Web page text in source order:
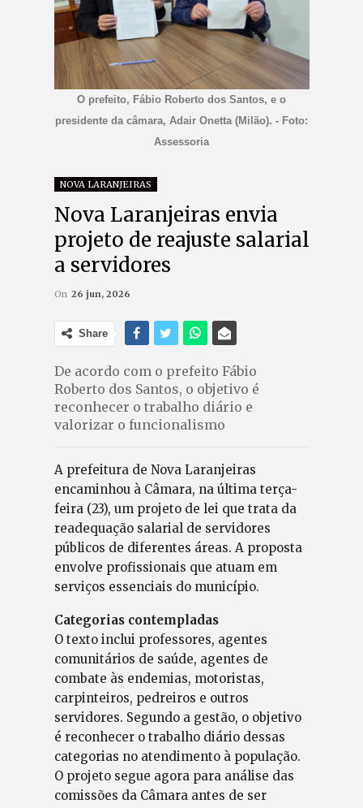
O prefeito, Fábio Roberto dos Santos, e o
presidente da câmara, Adair Onetta (Milão). - Foto:
Assessoria
NOVA LARANJEIRAS
Nova Laranjeiras envia
projeto de reajuste salarial
a servidores
On 26 jun, 2026
Share
De acordo com o prefeito Fábio
Roberto dos Santos, o objetivo é
reconhecer o trabalho diário e
valorizar o funcionalismo
A prefeitura de Nova Laranjeiras
encaminhou à Câmara, na última terça-
feira (23), um projeto de lei que trata da
readequação salarial de servidores
públicos de diferentes áreas. A proposta
envolve profissionais que atuam em
serviços essenciais do município.
Categorias contempladas
O texto inclui professores, agentes
comunitários de saúde, agentes de
combate às endemias, motoristas,
carpinteiros, pedreiros e outros
servidores. Segundo a gestão, o objetivo
é reconhecer o trabalho diário dessas
categorias no atendimento à população.
O projeto segue agora para análise das
comissões da Câmara antes de ser